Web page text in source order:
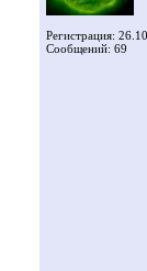
Регистрация:
Сообщений: 69